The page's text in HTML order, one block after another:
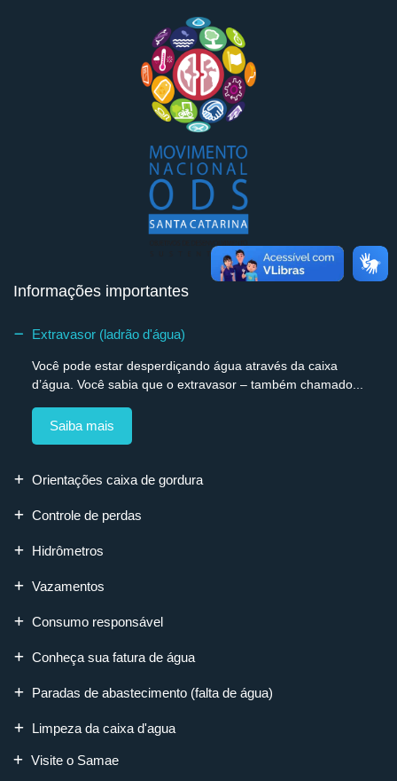
Informações importantes
Extravasor (ladrão d'água)
Você pode estar desperdiçando água através da caixa
d’água. Você sabia que o extravasor – também chamado...
Saiba mais
Orientações caixa de gordura
Controle de perdas
Hidrômetros
Vazamentos
Consumo responsável
Conheça sua fatura de água
Paradas de abastecimento (falta de água)
Limpeza da caixa d'agua
Visite o Samae